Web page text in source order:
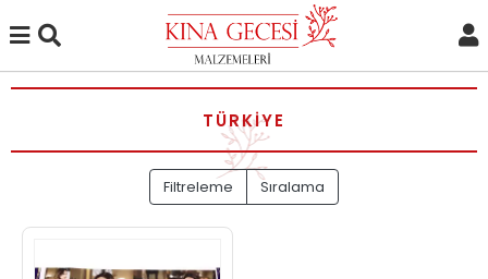
TÜRKIYE
Filtreleme Sıralama